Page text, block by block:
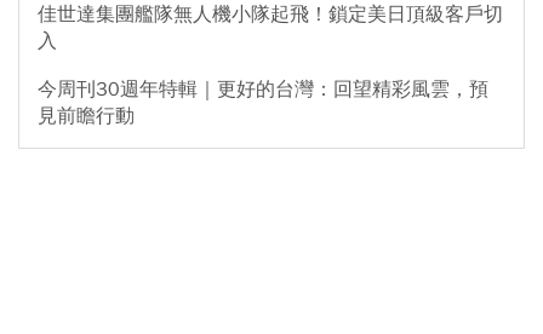
佳世達集團艦隊無人機小隊起飛！鎖定美日頂級客戶切
入
今周刊30週年特輯｜更好的台灣：回望精彩風雲，預
見前瞻行動